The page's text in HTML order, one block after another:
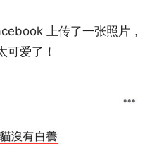
上传了一张照片，
可爱了！